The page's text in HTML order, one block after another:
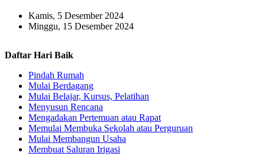
Kamis, 5 Desember 2024
Minggu, 15 Desember 2024
Daftar Hari Baik
Pindah Rumah
Mulai Berdagang
Mulai Belajar, Kursus, Pelatihan
Menyusun Rencana
Mengadakan Pertemuan atau Rapat
Memulai Membuka Sekolah atau Perguruan
Mulai Membangun Usaha
Membuat Saluran Irigasi